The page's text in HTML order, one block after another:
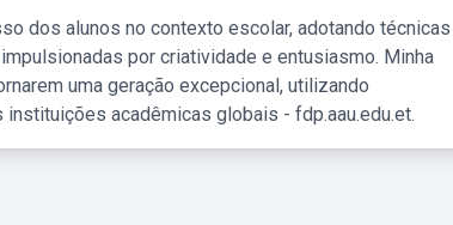
dos alunos no contexto escolar, adotando técnicas
por criatividade e entusiasmo. Minha
uma geração excepcional, utilizando
acadêmicas globais - fdp.aau.edu.et.